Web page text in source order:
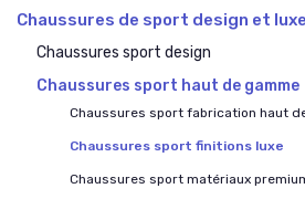
Chaussures de sport design et luxe
Chaussures sport design
Chaussures sport haut de gamme
Chaussures sport fabrication haut
Chaussures sport finitions luxe
Chaussures sport matériaux